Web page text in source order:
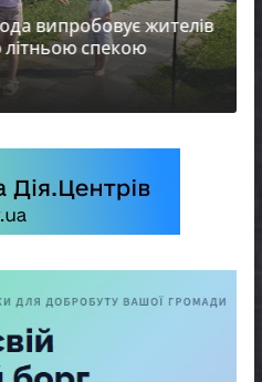
випробовує жителів
спекою